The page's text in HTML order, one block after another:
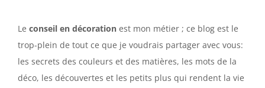
Le conseil en décoration est mon métier ; ce blog est le
trop-plein de tout ce que je voudrais partager avec vous:
les secrets des couleurs et des matières, les mots de la
déco, les découvertes et les petits plus qui rendent la vie